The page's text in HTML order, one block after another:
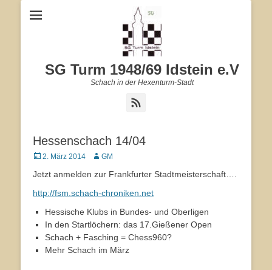
SG Turm 1948/69 Idstein e.V
Schach in der Hexenturm-Stadt
Hessenschach 14/04
Veröffentlicht
2. März 2014 Autor
GM
Jetzt anmelden zur Frankfurter Stadtmeisterschaft….
http://fsm.schach-chroniken.net
Hessische Klubs in Bundes- und Oberligen
In den Startlöchern: das 17.Gießener Open
Schach + Fasching = Chess960?
Mehr Schach im März